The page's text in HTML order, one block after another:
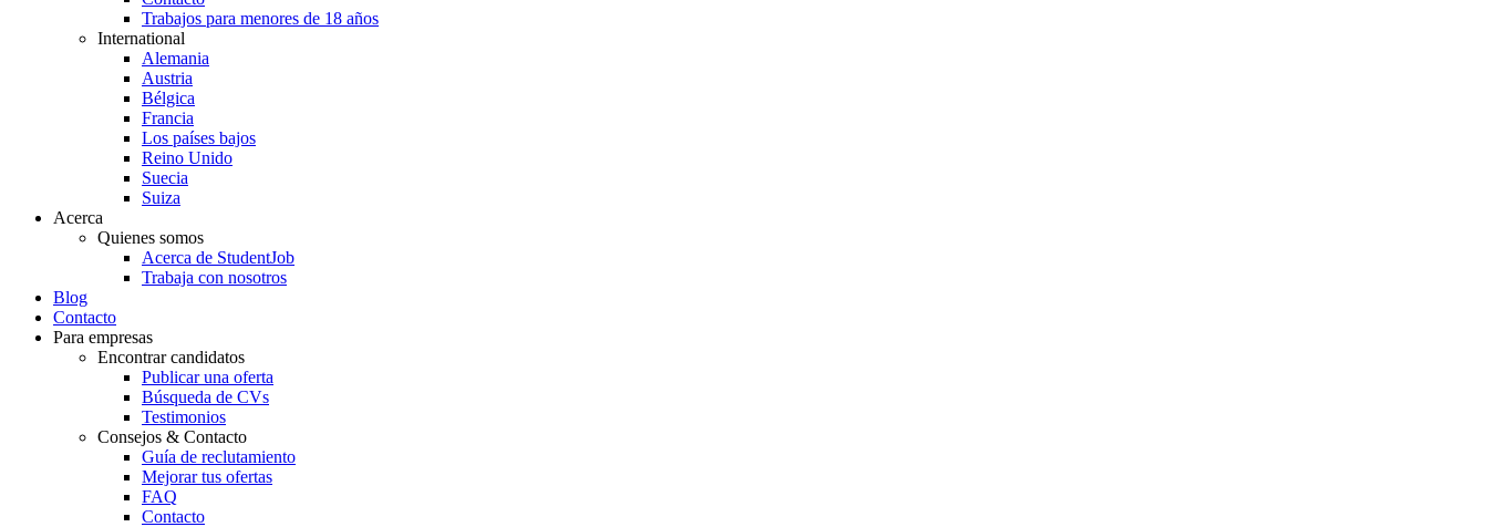
Trabajos para menores de 18 años
International
Alemania
Austria
Bélgica
Francia
Los países bajos
Reino Unido
Suecia
Suiza
Acerca
Quienes somos
Acerca de StudentJob
Trabaja con nosotros
Blog
Contacto
Para empresas
Encontrar candidatos
Publicar una oferta
Búsqueda de CVs
Testimonios
Consejos & Contacto
Guía de reclutamiento
Mejorar tus ofertas
FAQ
Contacto